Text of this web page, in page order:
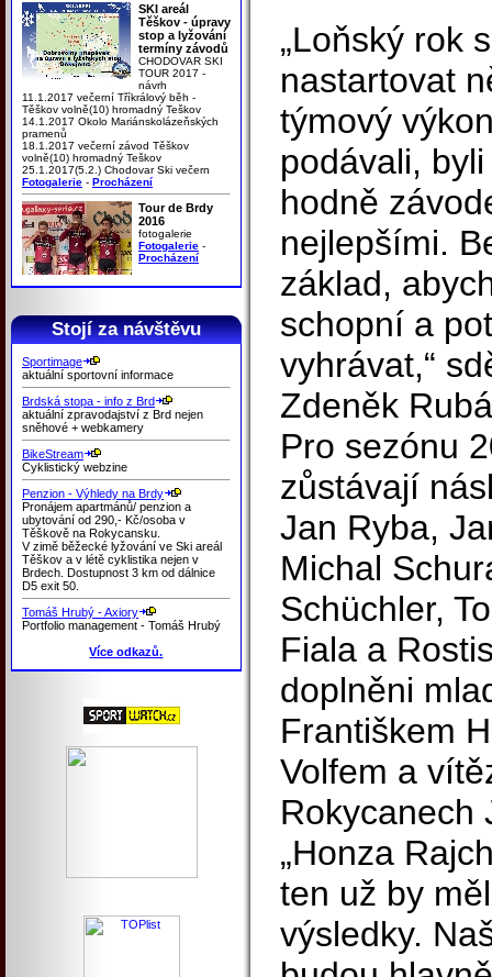
SKI areál
Těškov - úpravy
stop a lyžování
termíny závodů
CHODOVAR SKI
TOUR 2017 -
návrh
11.1.2017 večerní Tříkrálový běh -
Těškov volně(10) hromadný Teškov
14.1.2017 Okolo Mariánskolázeňských
pramenů
18.1.2017 večerní závod Těškov
volně(10) hromadný Teškov
25.1.2017(5.2.) Chodovar Ski večern
Fotogalerie - Procházení
Tour de Brdy
2016
fotogalerie
Fotogalerie -
Procházení
Stojí za návštěvu
Sportimage
aktuální sportovní informace
Brdská stopa - info z Brd
aktuální zpravodajství z Brd nejen
sněhové + webkamery
BikeStream
Cyklistický webzine
Penzion - Výhledy na Brdy
Pronájem apartmánů/ penzion a
ubytování od 290,- Kč/osoba v
Těškově na Rokycansku.
V zimě běžecké lyžování ve Ski areál
Těškov a v létě cyklistika nejen v
Brdech. Dostupnost 3 km od dálnice
D5 exit 50.
Tomáš Hrubý - Axiory
Portfolio management - Tomáš Hrubý
Více odkazů.
„Loňský rok
nastartovat
týmový
podávali,
hodně
nejlepšími.
základ,
schopní a
vyhrávat,“
Zdeněk
Pro sezónu
zůstávají
Jan Ryba,
Michal
Schüchler,
Fiala a
doplněni
Františkem
Volfem a
Rokycanech
„Honza
ten už by
výsledky.